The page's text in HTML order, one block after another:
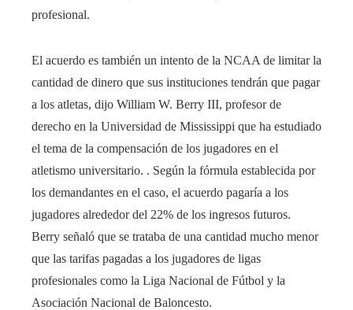
profesional.
El acuerdo es también un intento de la NCAA de limitar la
cantidad de dinero que sus instituciones tendrán que pagar
a los atletas, dijo William W. Berry III, profesor de
derecho en la Universidad de Mississippi que ha estudiado
el tema de la compensación de los jugadores en el
atletismo universitario. . Según la fórmula establecida por
los demandantes en el caso, el acuerdo pagaría a los
jugadores alrededor del 22% de los ingresos futuros.
Berry señaló que se trataba de una cantidad mucho menor
que las tarifas pagadas a los jugadores de ligas
profesionales como la Liga Nacional de Fútbol y la
Asociación Nacional de Baloncesto.